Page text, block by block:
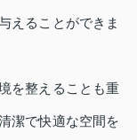
えることができま
を整えることも重
潔で快適な空間を